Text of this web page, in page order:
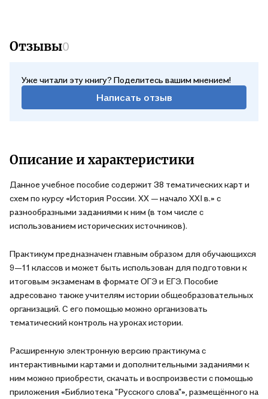
Отзывы0
Уже читали эту книгу? Поделитесь вашим мнением!
Написать отзыв
Описание и характеристики
Данное учебное пособие содержит 38 тематических карт и
схем по курсу «История России. XX — начало XXI в.» с
разнообразными заданиями к ним (в том числе с
использованием исторических источников).
Практикум предназначен главным образом для обучающихся
9—11 классов и может быть использован для подготовки к
итоговым экзаменам в формате ОГЭ и ЕГЭ. Пособие
адресовано также учителям истории общеобразовательных
организаций. С его помощью можно организовать
тематический контроль на уроках истории.
Расширенную электронную версию практикума с
интерактивными картами и дополнительными заданиями к
ним можно приобрести, скачать и воспроизвести с помощью
приложения «Библиотека "Русского слова"», размещённого на